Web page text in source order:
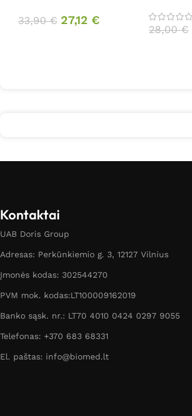
33,90€ 27,12 €
28,00€
Kontaktai
UAB Doris Group
Adresas: Perkūnkiemio g. 3, 12127 Vilnius
Įmonės kodas: 302544270
PVM mok. kodas:LT100009162019
Banko sąsk. nr.: LT70 4010 0424 0297 9055
Telefonas: +370 683 68331
El. paštas: info@biomed.lt